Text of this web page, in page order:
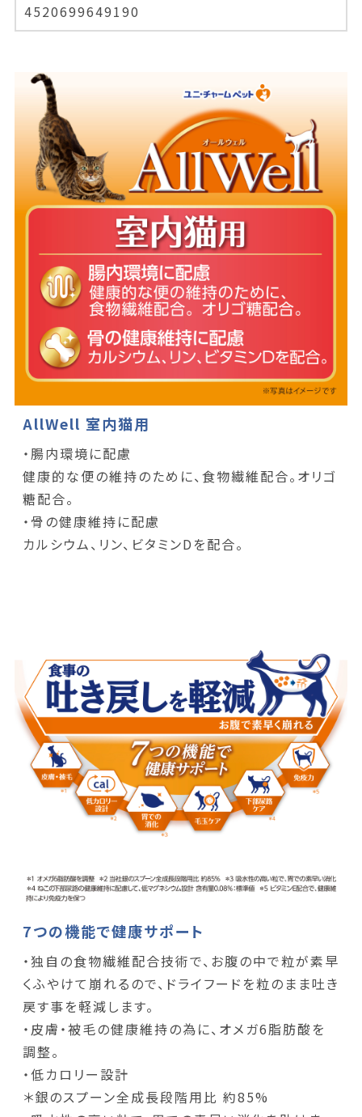
4520699649190
AllWell 室内猫用
・腸内環境に配慮
健康的な便の維持のために、食物繊維配合。オリゴ
糖配合。
・骨の健康維持に配慮
カルシウム、リン、ビタミンDを配合。
7つの機能で健康サポート
・独自の食物繊維配合技術で、お腹の中で粒が素早
くふやけて崩れるので、ドライフードを粒のまま吐き
戻す事を軽減します。
・皮膚・被毛の健康維持の為に、オメガ6脂肪酸を
調整。
・低カロリー設計
＊銀のスプーン全成長段階用比 約85%